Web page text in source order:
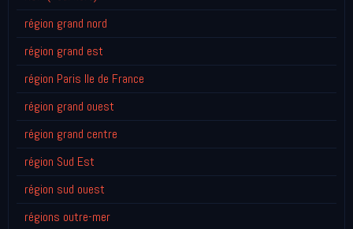
région grand nord
région grand est
région Paris Ile de France
région grand ouest
région grand centre
région Sud Est
région sud ouest
régions outre-mer